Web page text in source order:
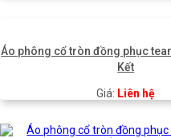
Áo phông cổ tròn đồng phục
Kết
Giá: Liên hệ